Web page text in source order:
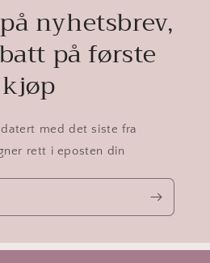
nyhetsbrev,
på første
kjøp
med det siste fra
rett i eposten din